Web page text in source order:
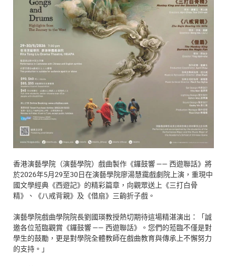
香港演藝學院（演藝學院）戲曲製作《鑼鼓響 —— 西遊聯話》將
於2026年5月29至30日在演藝學院廖湯慧靄戲劇院上演，重現中
國文學經典《西遊記》的精彩篇章，向觀眾送上《三打白骨
精》、《八戒背親》及《借扇》三齣折子戲。
演藝學院戲曲學院院長劉國瑛教授熱切期待這場精湛演出：「誠
邀各位蒞臨觀賞《鑼鼓響 —— 西遊聯話》。您們的蒞臨不僅是對
學生的鼓勵，更是對學院全體教師在戲曲教育與傳承上不懈努力
的支持。」